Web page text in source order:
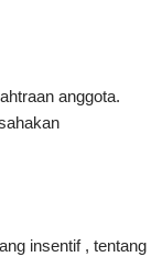
anggota.
insentif , tentang